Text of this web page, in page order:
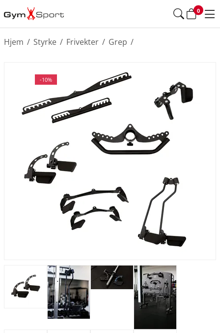
0
/
Hjem /
Styrke /
Frivekter /
Grep
-10%